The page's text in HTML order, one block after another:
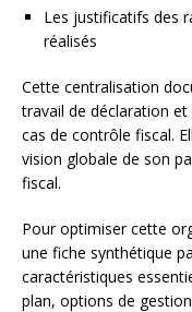
Les justificatifs des
réalisés
Cette centralisation
travail de déclaration
cas de contrôle fiscal.
vision globale de son
fiscal.
Pour optimiser cette
une fiche synthétique
caractéristiques
plan, options de